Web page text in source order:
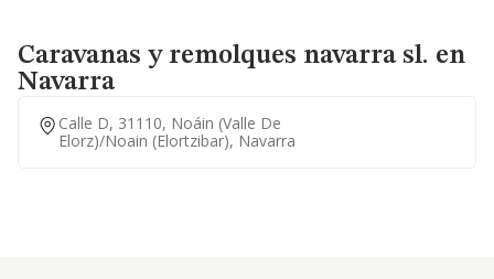
Caravanas y remolques navarra sl. en
Navarra
Calle D, 31110, Noáin (valle De
Elorz)/noain (elortzibar), Navarra